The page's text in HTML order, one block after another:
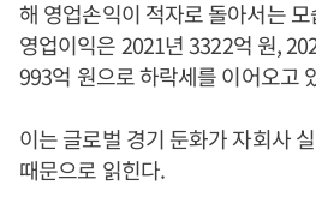
해 영업손익이 적자로 돌아서는
영업이익은 2021년 3322억 원,
993억 원으로 하락세를 이어오고
이는 글로벌 경기 둔화가 자회사
때문으로 읽힌다.